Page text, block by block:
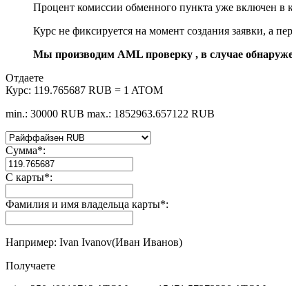
Процент комиссии обменного пункта уже включен в
Курс не фиксируется на момент создания заявки, а
Мы производим AML проверку , в случае
Отдаете
Курс: 119.765687 RUB = 1 ATOM
min.: 30000 RUB max.: 1852963.657122 RUB
Сумма*:
С карты*:
Фамилия и имя владельца карты*:
Например: Ivan Ivanov(Иван Иванов)
Получаете